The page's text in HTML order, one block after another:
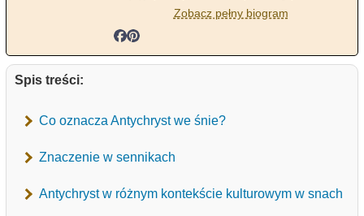
Zobacz pełny biogram
Spis treści:
Co oznacza Antychryst we śnie?
Znaczenie w sennikach
Antychryst w różnym kontekście kulturowym w snach